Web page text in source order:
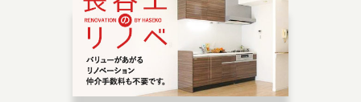
練馬店をオープンしました。練馬区、西東京
市・東久留米市・清瀬市（一部）でお住まいの
ご売却、 ご購入をご検討の方は、是非ご相談く
ださい。 フリーダイアル（0120-228-875）より
お気軽にどうぞ！